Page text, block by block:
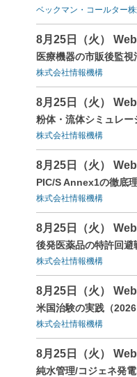
ベックマン・コールター
8月25日（火） Web
医療機器の市販後監視
株式会社情報機構
8月25日（火） Web
粉体・流体シミュレ
株式会社情報機構
8月25日（火） Web
PIC/S Annex1の徹底
株式会社情報機構
8月25日（火） Web
後発医薬品の特許回
株式会社情報機構
8月25日（火） Web
米国治験の実践（
株式会社情報機構
8月25日（火） Web
純水管理/コジェネ発